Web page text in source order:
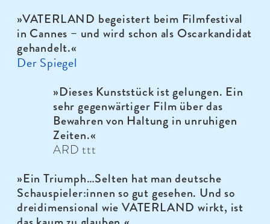
»VATERLAND begeistert beim Filmfestival
in Cannes – und wird schon als Oscarkandidat
gehandelt.«
Der Spiegel
»Dieses Kunststück ist gelungen. Ein
sehr gegenwärtiger Film über das
Bewahren von Haltung in unruhigen
Zeiten.«
ARD ttt
»Ein Triumph…Selten hat man deutsche
Schauspieler:innen so gut gesehen. Und so
dreidimensional wie VATERLAND wirkt, ist